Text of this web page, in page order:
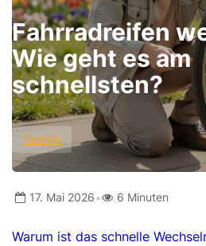
Fahrradreifen
Wie geht es am
schnellsten?
Technik
17. Mai 2026• 6 Minuten
Warum ist das schnelle